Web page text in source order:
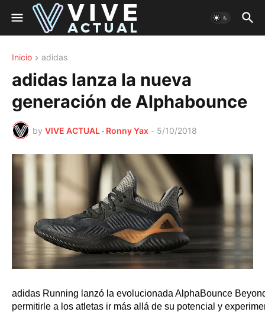
Inicio adidas
adidas lanza la nueva
generación de Alphabounce
by VIVE ACTUAL · Ronny Yax - 5/10/2018
adidas Running lanzó la evolucionada AlphaBounce
permitirle a los atletas ir más allá de su potencial y